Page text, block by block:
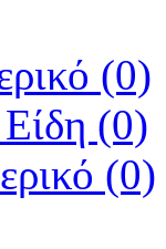
(0)
(0)
(0)